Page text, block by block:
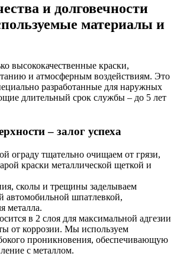
и долговечности
материалы и
высококачественные краски,
и атмосферным воздействиям. Это
разработанные для наружных
длительный срок службы – до 5 лет
– залог успеха
ограду тщательно очищаем от грязи,
краски металлической щеткой и
сколы и трещины заделываем
автомобильной шпатлевкой,
металла.
в 2 слоя для максимальной адгезии
от коррозии. Мы используем
проникновения, обеспечивающую
с металлом.